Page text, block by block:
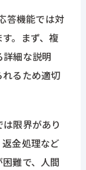
答機能では対
。まず、複
細な説明
るため適切
限界があり
金処理など
難で、人間